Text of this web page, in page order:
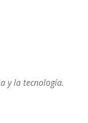
y la tecnología.